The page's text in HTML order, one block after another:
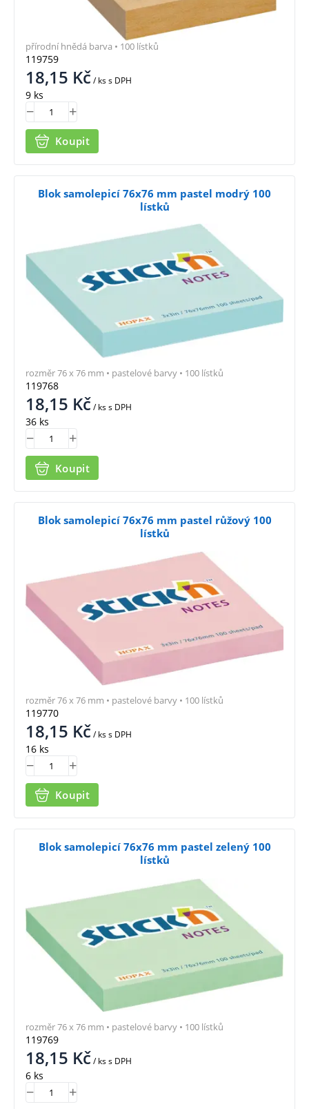
119759
18,15 Kč/ kss DPH
9 ks
Koupit
přírodní hnědá barva • 100 lístků
Blok samolepicí 76x76 mm pastel modrý 100
lístků
119768
18,15 Kč/ kss DPH
36 ks
Koupit
rozměr 76 x 76 mm • pastelové barvy • 100 lístků
Blok samolepicí 76x76 mm pastel růžový 100
lístků
119770
18,15 Kč/ kss DPH
16 ks
Koupit
rozměr 76 x 76 mm • pastelové barvy • 100 lístků
Blok samolepicí 76x76 mm pastel zelený 100
lístků
119769
18,15 Kč/ kss DPH
6 ks
rozměr 76 x 76 mm • pastelové barvy • 100 lístků